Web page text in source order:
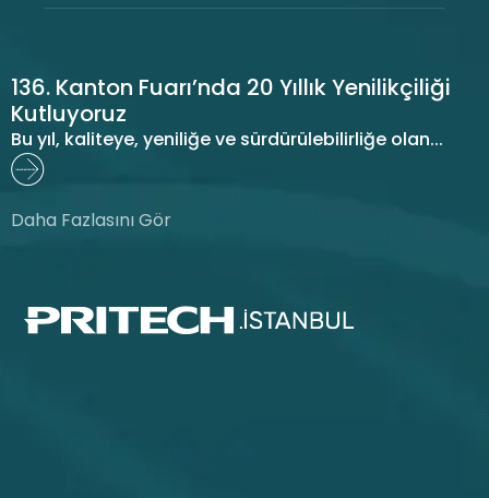
136. Kanton Fuarı’nda 20 Yıllık Yenilikçiliği
Kutluyoruz
Bu yıl, kaliteye, yeniliğe ve sürdürülebilirliğe olan...
Daha Fazlasını Gör